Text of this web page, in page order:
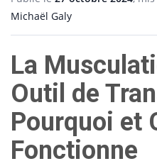
Michaël Galy
La
Outil de
Pourquoi et
Fonctionne